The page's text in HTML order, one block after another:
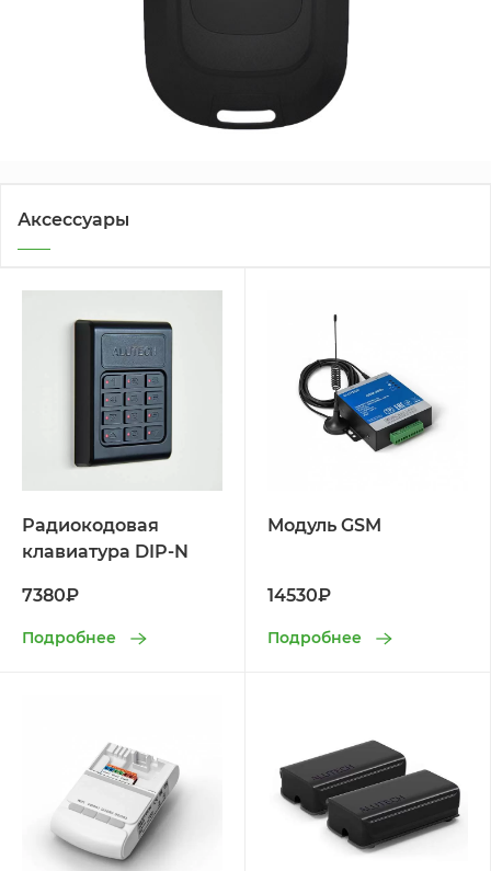
Аксессуары
Радиокодовая
клавиатура DIP-N
7380₽
Подробнее
Модуль GSM
14530₽
Подробнее